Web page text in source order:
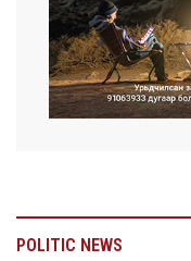
POLITIC NEWS